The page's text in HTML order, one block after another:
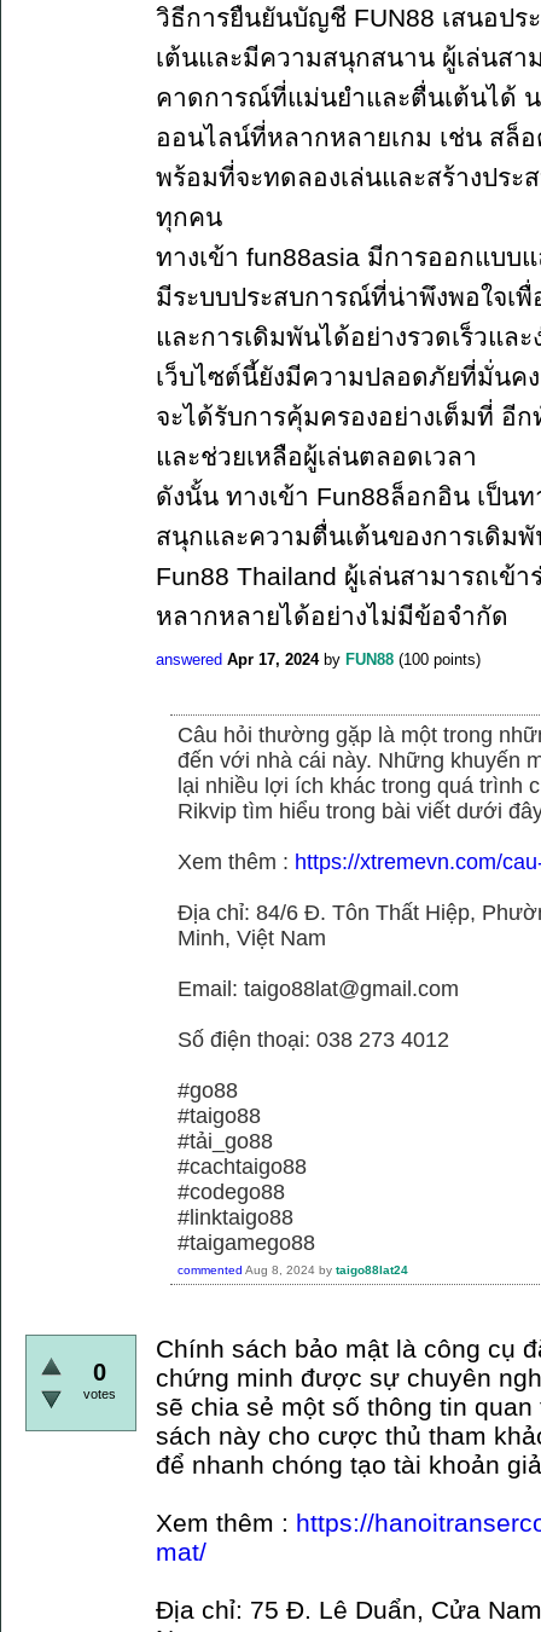
วิธีการยืนยันบัญชี FUN88 เสนอป
เต้นและมีความสนุกสนาน ผู้เล่นสา
คาดการณ์ที่แม่นยำและตื่นเต้นได้
ออนไลน์ที่หลากหลายเกม เช่น สล็
พร้อมที่จะทดลองเล่นและสร้างปร
ทุกคน
ทางเข้า fun88asia มีการออกแบบ
มีระบบประสบการณ์ที่น่าพึงพอใจเพื่
และการเดิมพันได้อย่างรวดเร็วและ
เว็บไซต์นี้ยังมีความปลอดภัยที่มั่นค
จะได้รับการคุ้มครองอย่างเต็มที่ อี
และช่วยเหลือผู้เล่นตลอดเวลา
ดังนั้น ทางเข้า Fun88ล็อกอิน เป็น
สนุกและความตื่นเต้นของการเดิม
Fun88 Thailand ผู้เล่นสามารถเข้
หลากหลายได้อย่างไม่มีข้อจำกัด
answered Apr 17, 2024 by FUN88 (100 points)
Câu hỏi thường gặp là một trong
đến với nhà cái này. Những khuyến
lại nhiều lợi ích khác trong quá trình
Rikvip tìm hiểu trong bài viết dưới
Xem thêm : https://xtremevn.com/
Địa chỉ: 84/6 Đ. Tôn Thất Hiệp,
Minh, Việt Nam
Email: taigo88lat@gmail.com
Số điện thoại: 038 273 4012
#go88
#taigo88
#tải_go88
#cachtaigo88
#codego88
#linktaigo88
#taigamego88
commented Aug 8, 2024 by taigo88lat24
0
votes
Chính sách bảo mật là công cụ
chứng minh được sự chuyên
sẽ chia sẻ một số thông tin
sách này cho cược thủ tham
để nhanh chóng tạo tài khoản
Xem thêm : https://
mat/
Địa chỉ: 75 Đ. Lê Duẩn, Cửa